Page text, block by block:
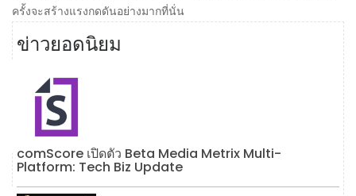
ครั้งจะสร้างแรงกดดันอย่างมากที่นั่น
ข่าวยอดนิยม
comScore เปิดตัว Beta Media Metrix Multi-
Platform: Tech Biz Update